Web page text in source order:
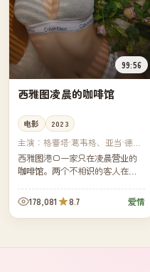
99:56
西雅图凌晨的咖啡馆
电影 2023
主演： 格蕾塔·葛韦格、亚当·德赖
弗 等
西雅图港口一家只在凌晨营业的
咖啡馆。两个不相识的客人在咖
从此每周三凌晨都坐在同一张桌
子，却始终没问对方的姓名。
178,081 8.7 爱情